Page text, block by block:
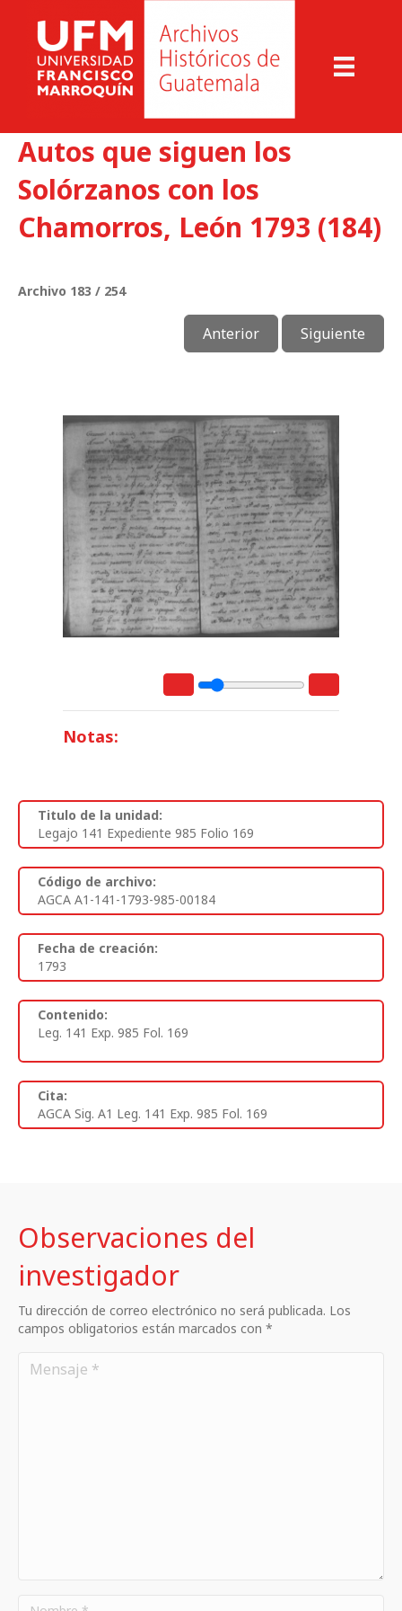
Autos que siguen los
Solórzanos con los
Chamorros, León 1793 (184)
Archivo 183 / 254
Anterior Siguiente
Notas:
Titulo de la unidad:
Legajo 141 Expediente 985 Folio 169
Código de archivo:
AGCA A1-141-1793-985-00184
Fecha de creación:
1793
Contenido:
Leg. 141 Exp. 985 Fol. 169
Cita:
AGCA Sig. A1 Leg. 141 Exp. 985 Fol. 169
Observaciones del
investigador
Tu dirección de correo electrónico no será publicada. Los
campos obligatorios están marcados con *